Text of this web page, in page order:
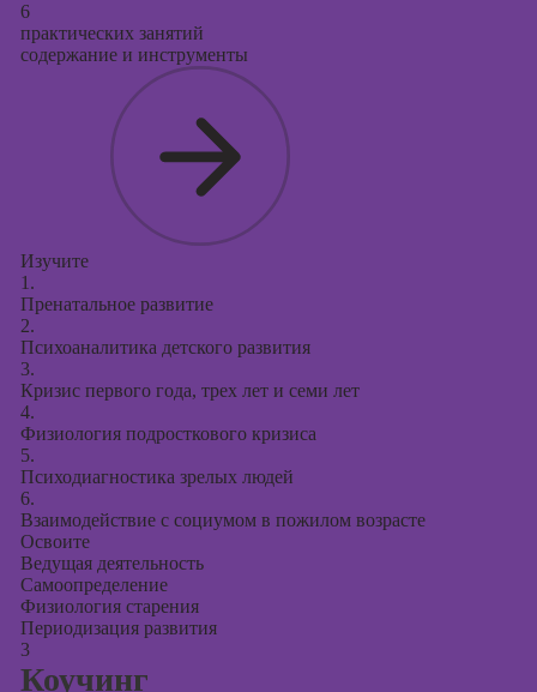
6
практических занятий
содержание и инструменты
Изучите
1.
Пренатальное развитие
2.
Психоаналитика детского развития
3.
Кризис первого года, трех лет и семи лет
4.
Физиология подросткового кризиса
5.
Психодиагностика зрелых людей
6.
Взаимодействие с социумом в пожилом возрасте
Освоите
Ведущая деятельность
Самоопределение
Физиология старения
Периодизация развития
3
Коучинг